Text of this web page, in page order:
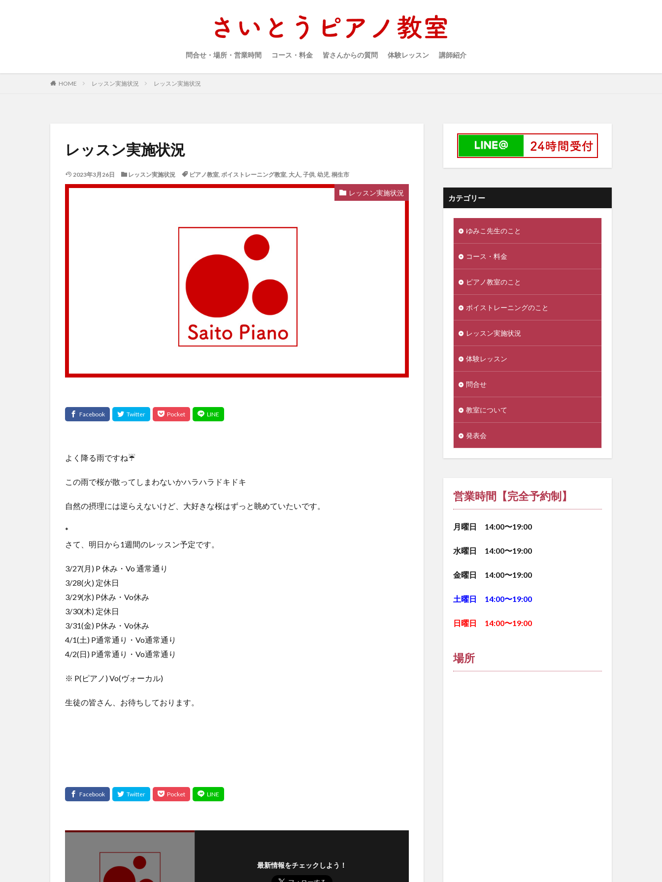
問合せ・場所・営業時間 コース・料金 皆さんからの質問 体験レッスン 講師紹介
HOME レッスン実施状況 レッスン実施状況
レッスン実施状況
2023年3月26日 レッスン実施状況 ピアノ教室, ボイストレーニング教室, 大人, 子供, 幼児, 桐生市
レッスン実施状況
よく降る雨ですね☔️
この雨で桜が散ってしまわないかハラハラドキドキ
自然の摂理には逆らえないけど、大好きな桜はずっと眺めていたいです。
*
さて、明日から1週間のレッスン予定です。
3/27(月) P 休み・Vo 通常通り
3/28(火) 定休日
3/29(水) P休み・Vo休み
3/30(木) 定休日
3/31(金) P休み・Vo休み
4/1(土) P通常通り・Vo通常通り
4/2(日) P通常通り・Vo通常通り
※ P(ピアノ) Vo(ヴォーカル)
生徒の皆さん、お待ちしております。
最新情報をチェックしよう！
カテゴリー
ゆみこ先生のこと
コース・料金
ピアノ教室のこと
ボイストレーニングのこと
レッスン実施状況
体験レッスン
問合せ
教室について
発表会
営業時間【完全予約制】
月曜日 14:00〜19:00
水曜日 14:00〜19:00
金曜日 14:00〜19:00
土曜日 14:00〜19:00
日曜日 14:00〜19:00
場所